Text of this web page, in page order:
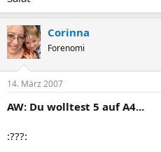
Corinna
Forenomi
14. März 2007
AW: Du wolltest 5 auf A4...
:???: